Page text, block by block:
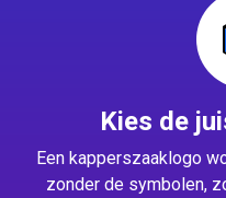
Kies de
Een kapperszaaklogo
zonder de symbolen,